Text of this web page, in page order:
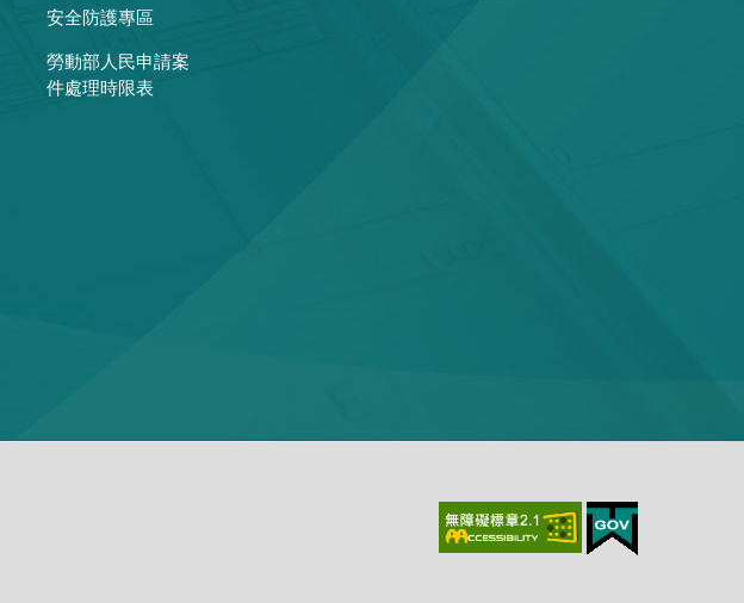
安全防護專區
勞動部人民申請案
件處理時限表